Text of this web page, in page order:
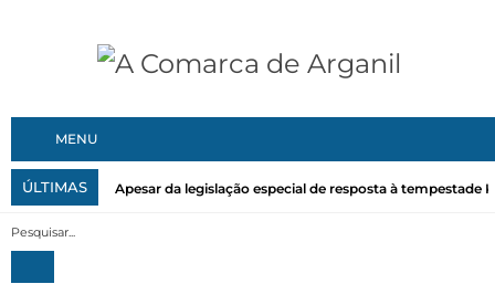
MENU
ÚLTIMAS Apesar da legislação especial de resposta à tempestade